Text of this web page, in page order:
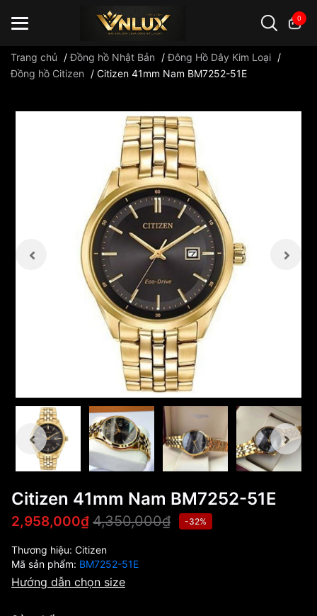
0
Trang chủ /Đồng hồ Nhật Bản /Đông Hồ Dây Kim Loại /
Đồng hồ Citizen
/ Citizen 41mm Nam BM7252-51E
Citizen 41mm Nam BM7252-51E
2,958,000₫ 4,350,000₫ -32%
Thương hiệu: Citizen
Mã sản phẩm: BM7252-51E
Hướng dẫn chọn size